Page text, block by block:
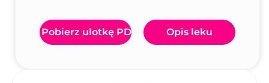
Pobierz ulotkę PDF Opis leku